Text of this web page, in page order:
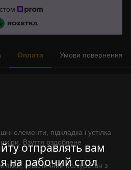
отправлять вам
на рабочий стол
Оплата Умови повернення
елементи, підкладка і устілка
Взуття оздоблене
пластичний поліуретан з